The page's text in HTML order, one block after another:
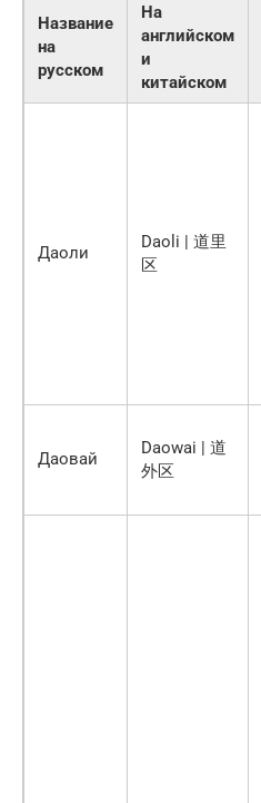
Название
на
русском
На
английском
и
китайском
Даоли
Daoli | 道里
区
Даовай
Daowai | 道
外区